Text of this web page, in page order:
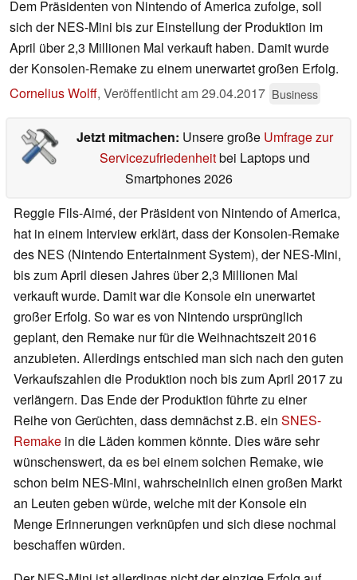
Dem Präsidenten von Nintendo of America zufolge, soll
sich der NES-Mini bis zur Einstellung der Produktion im
April über 2,3 Millionen Mal verkauft haben. Damit wurde
der Konsolen-Remake zu einem unerwartet großen Erfolg.
Cornelius Wolff, Veröffentlicht am29.04.2017 Business
Jetzt mitmachen: Unsere große Umfrage zur
Servicezufriedenheitbei Laptops und
Smartphones 2026
Reggie Fils-Aimé, der Präsident von Nintendo of America,
hat in einem Interview erklärt, dass der Konsolen-Remake
des NES (Nintendo Entertainment System), der NES-Mini,
bis zum April diesen Jahres über 2,3 Millionen Mal
verkauft wurde. Damit war die Konsole ein unerwartet
großer Erfolg. So war es von Nintendo ursprünglich
geplant, den Remake nur für die Weihnachtszeit 2016
anzubieten. Allerdings entschied man sich nach den guten
Verkaufszahlen die Produktion noch bis zum April 2017 zu
verlängern. Das Ende der Produktion führte zu einer
Reihe von Gerüchten, dass demnächst z.B. ein SNES-
Remake in die Läden kommen könnte. Dies wäre sehr
wünschenswert, da es bei einem solchen Remake, wie
schon beim NES-Mini, wahrscheinlich einen großen Markt
an Leuten geben würde, welche mit der Konsole ein
Menge Erinnerungen verknüpfen und sich diese nochmal
beschaffen würden.